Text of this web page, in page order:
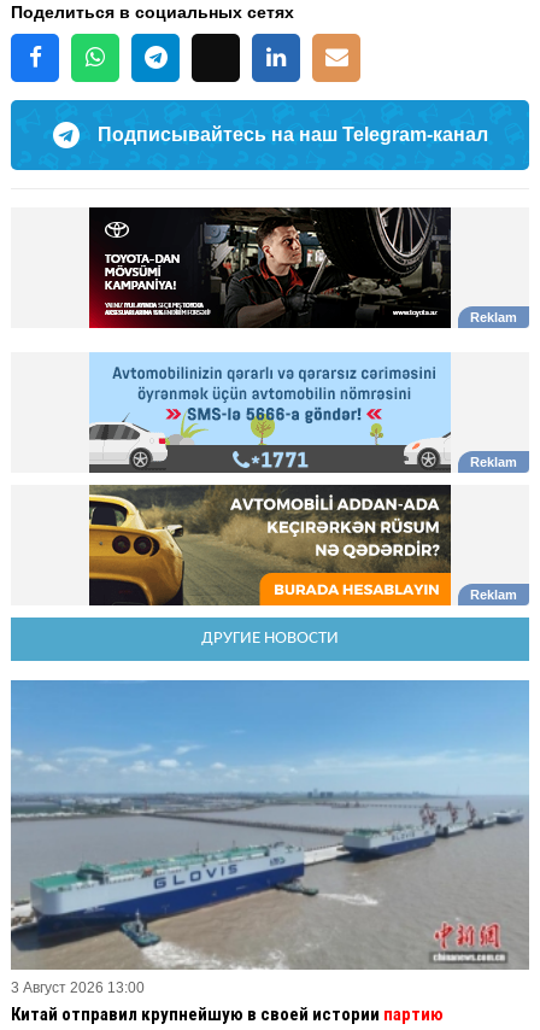
Поделиться в социальных сетях
Подписывайтесь на наш Telegram-канал
ДРУГИЕ НОВОСТИ
3 Август 2026 13:00
Китай отправил крупнейшую в своей истории партию